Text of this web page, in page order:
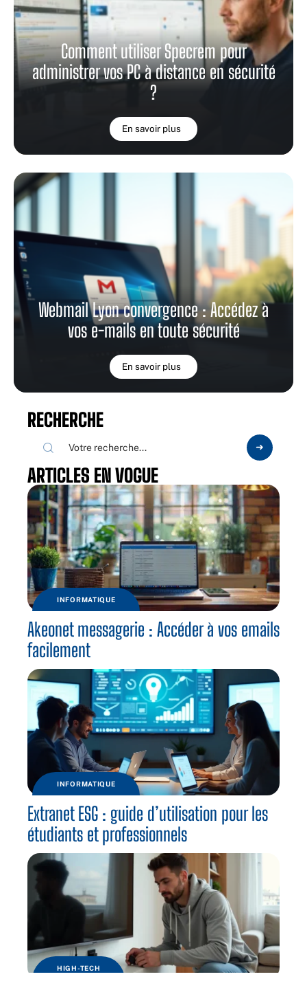
Comment utiliser Specrem pour
administrer vos PC à distance en sécurité
?
En savoir plus
Webmail Lyon convergence : Accédez à
vos e-mails en toute sécurité
En savoir plus
RECHERCHE
ARTICLES EN VOGUE
INFORMATIQUE
Akeonet messagerie : Accéder à vos emails
facilement
INFORMATIQUE
Extranet ESG : guide d’utilisation pour les
étudiants et professionnels
HIGH-TECH